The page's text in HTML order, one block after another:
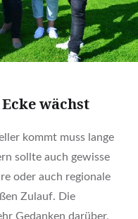
wächst
kommt muss lange
sollte auch gewisse
oder auch regionale
Zulauf. Die
Gedanken darüber,